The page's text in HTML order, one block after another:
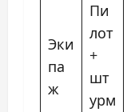
Эки
па
ж
Пи
лот
+
шт
урм